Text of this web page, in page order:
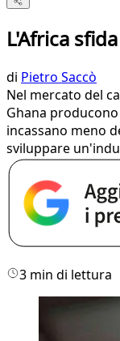
L'Africa
di Pietro Saccò
Nel mercato del
Ghana
incassano meno
sviluppare
3 min di lettura